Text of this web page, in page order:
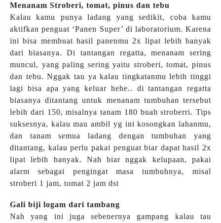
Menanam Stroberi, tomat, pinus dan tebu
Kalau kamu punya ladang yang sedikit, coba kamu
aktifkan penguat ‘Panen Super’ di laboratorium. Karena
ini bisa membuat hasil panenmu 2x lipat lebih banyak
dari biasanya. Di tantangan regatta, menanam sering
muncul, yang paling sering yaitu stroberi, tomat, pinus
dan tebu. Nggak tau ya kalau tingkatanmu lebih tinggi
lagi bisa apa yang keluar hehe.. di tantangan regatta
biasanya ditantang untuk menanam tumbuhan tersebut
lebih dari 150, misalnya tanam 180 buah stroberri. Tips
suksesnya, kalau mau ambil yg ini kosongkan lahanmu,
dan tanam semua ladang dengan tumbuhan yang
ditantang, kalau perlu pakai penguat biar dapat hasil 2x
lipat lebih banyak. Nah biar nggak kelupaan, pakai
alarm sebagai pengingat masa tumbuhnya, misal
stroberi 1 jam, tomat 2 jam dst
Gali biji logam dari tambang
Nah yang ini juga sebenernya gampang kalau tau